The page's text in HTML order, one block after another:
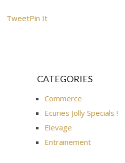
TweetPin It
CATEGORIES
Commerce
Ecuries Jolly Specials !
Elevage
Entrainement